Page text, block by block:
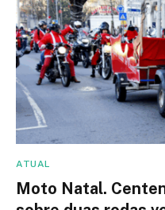
ATUAL
Moto Natal.